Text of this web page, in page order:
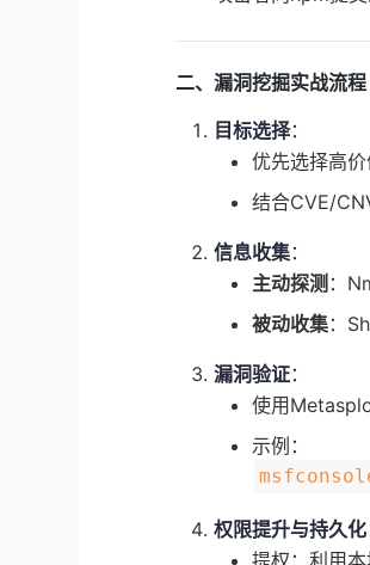
二、漏洞挖掘实战流程
目标选择：
优先选择高价
结合CVE/
信息收集：
主动探测 ：
被动收集：
漏洞验证：
使用
示例：
权限提升与持久化
提权：利用